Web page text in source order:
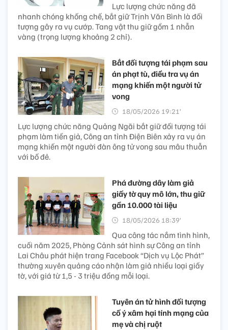
Lực lượng chức năng đã
nhanh chóng khống chế, bắt giữ Trịnh Văn Bình là đối
tượng gây ra vụ cướp. Tang vật thu giữ gồm 1 nhẫn
vàng (trọng lượng khoảng 2 chỉ).
Bắt đối tượng tái phạm sau
án phạt tù, điều tra vụ án
mạng khiến một người tử
vong
18/05/2026 19:21’
Lực lượng chức năng Quảng Ngãi bắt giữ đối tượng tái
phạm làm tiền giả, Công an tỉnh Điện Biên xảy ra vụ án
mạng khiến một người đàn ông tử vong sau mâu thuẫn
với bố đẻ.
Phá đường dây làm giả
giấy tờ quy mô lớn, thu giữ
gần 10.000 tài liệu
18/05/2026 18:39’
Qua công tác nắm tình hình,
cuối năm 2025, Phòng Cảnh sát hình sự Công an tỉnh
Lai Châu phát hiện trang Facebook “Dịch vụ Lộc Phát”
thường xuyên quảng cáo nhận làm giả nhiều loại giấy
tờ, với giá từ 1,5 - 3 triệu đồng mỗi loại.
Tuyên án tử hình đối tượng
cố ý xâm hại tính mạng của
mẹ và chị ruột